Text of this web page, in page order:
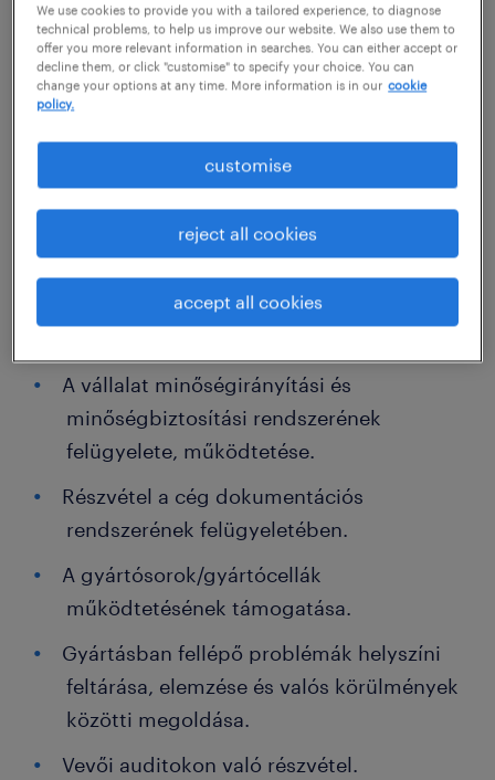
job details
Cégleírás / Organisation/Department
A világ élvonalába tartozó, elektromos
hajtások gyártásával foglalkozó ügyfelünk
számára keresünk Quality mérnököt
Veszprémbe.
Pozíció leírása / Job description
Feladataid lesznek:
A vállalat minőségirányítási és
minőségbiztosítási rendszerének
felügyelete, működtetése.
Részvétel a cég dokumentációs
rendszerének felügyeletében.
A gyártósorok/gyártócellák
működtetésének támogatása.
Gyártásban fellépő problémák helyszíni
feltárása, elemzése és valós körülmények
közötti megoldása.
Vevői auditokon való részvétel.
We use cookies to provide you with a tailored experience, to diagnose
technical problems, to help us improve our website. We also use them to
offer you more relevant information in searches. You can either accept or
decline them, or click "customise" to specify your choice. You can
change your options at any time. More information is in our cookie
policy.
customise
reject all cookies
accept all cookies